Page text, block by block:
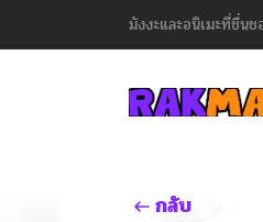
มังงะและอนิเมะที่ชื่น
กลับ